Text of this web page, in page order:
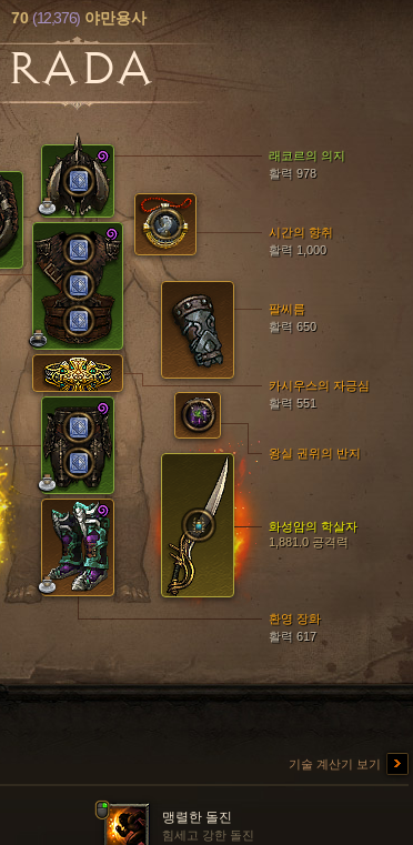
70(12,376)야만용사
RADA
래코르의 의지
활력 978
환영 장화
활력 617
팔씨름
활력 650
화성암의 학살자
1,881.0 공격력
카시우스의 자긍심
활력 551
왕실 권위의 반지
시간의 향취
활력 1,000
기술 계산기 보기
맹렬한 돌진
힘세고 강한 돌진